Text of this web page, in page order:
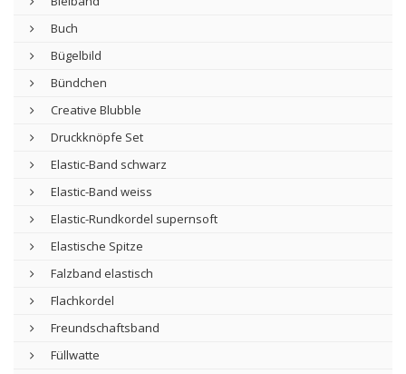
Buch
Bügelbild
Bündchen
Creative Blubble
Druckknöpfe Set
Elastic-Band schwarz
Elastic-Band weiss
Elastic-Rundkordel supernsoft
Elastische Spitze
Falzband elastisch
Flachkordel
Freundschaftsband
Füllwatte